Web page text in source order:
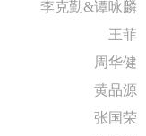
李克勤&谭咏麟
王菲
周华健
黄品源
张国荣